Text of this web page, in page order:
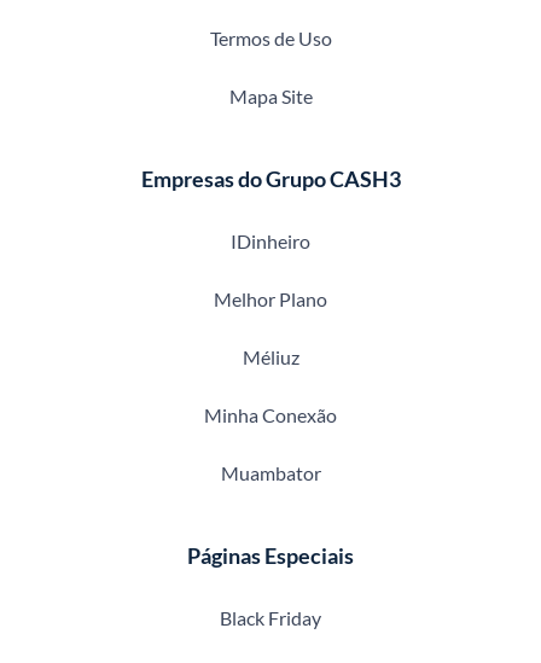
Termos de Uso
Mapa Site
Empresas do Grupo CASH3
IDinheiro
Melhor Plano
Méliuz
Minha Conexão
Muambator
Páginas Especiais
Black Friday